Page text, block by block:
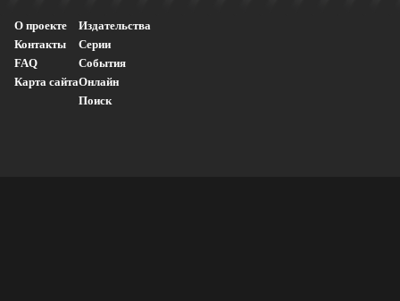
О проекте
Контакты
FAQ
Карта сайта
Издательства
Серии
События
Онлайн
Поиск